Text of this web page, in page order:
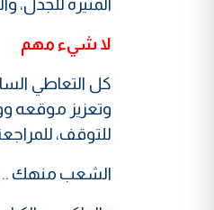
المثيرة للجدل،
لا شيء مهم
كل التعاطي
وتعزيز موقعه
للتوقف،
الشعب منهك ..